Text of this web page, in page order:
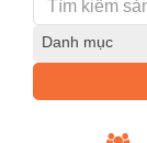
Danh mục